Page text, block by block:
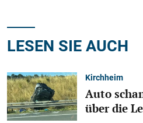
LESEN SIE AUCH
Kirchheim
Auto
über die